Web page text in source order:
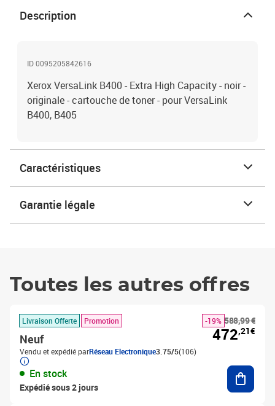
Description
ID 0095205842616
Xerox VersaLink B400 - Extra High Capacity - noir -
originale - cartouche de toner - pour VersaLink
B400, B405
Caractéristiques
Garantie légale
Toutes les autres offres
Livraison Offerte Promotion
Neuf
Vendu et expédié parRéseau Electronique3.75/5(106)
En stock
Expédié sous 2 jours
588,99 €
-19%
472,21€